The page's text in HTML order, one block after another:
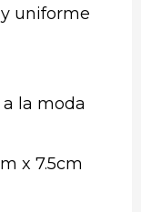
uniforme
la moda
x 7.5cm